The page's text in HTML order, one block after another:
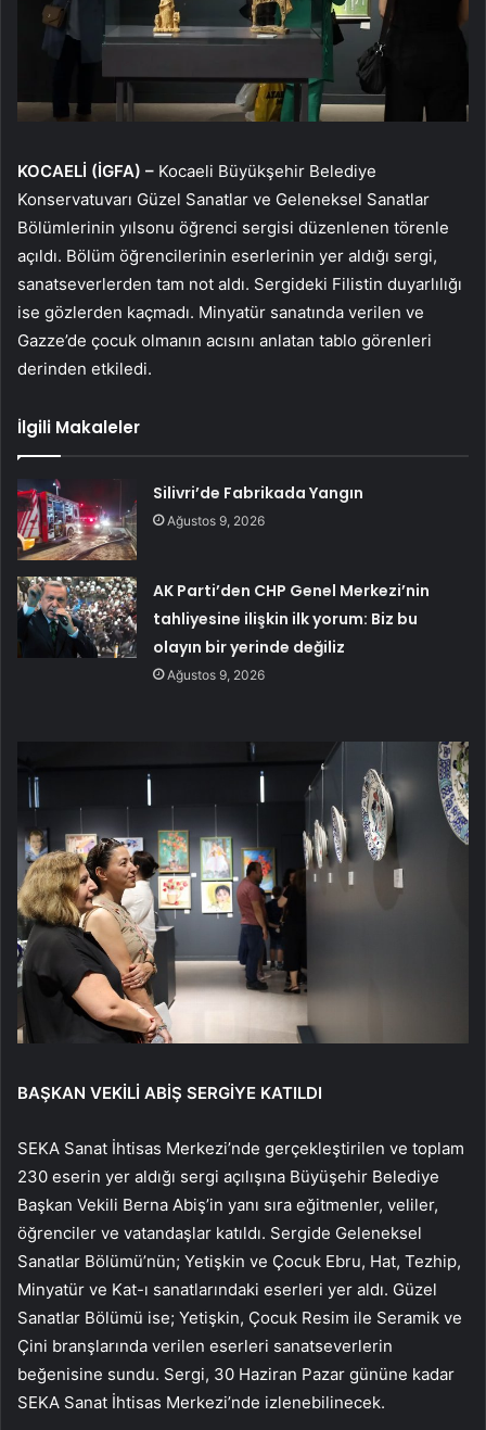
KOCAELİ (İGFA) – Kocaeli Büyükşehir Belediye
Konservatuvarı Güzel Sanatlar ve Geleneksel Sanatlar
Bölümlerinin yılsonu öğrenci sergisi düzenlenen törenle
açıldı. Bölüm öğrencilerinin eserlerinin yer aldığı sergi,
sanatseverlerden tam not aldı. Sergideki Filistin duyarlılığı
ise gözlerden kaçmadı. Minyatür sanatında verilen ve
Gazze’de çocuk olmanın acısını anlatan tablo görenleri
derinden etkiledi.
İlgili Makaleler
Silivri’de Fabrikada Yangın
Ağustos 9, 2026
AK Parti’den CHP Genel Merkezi’nin
tahliyesine ilişkin ilk yorum: Biz bu
olayın bir yerinde değiliz
Ağustos 9, 2026
BAŞKAN VEKİLİ ABİŞ SERGİYE KATILDI
SEKA Sanat İhtisas Merkezi’nde gerçekleştirilen ve toplam
230 eserin yer aldığı sergi açılışına Büyüşehir Belediye
Başkan Vekili Berna Abiş’in yanı sıra eğitmenler, veliler,
öğrenciler ve vatandaşlar katıldı. Sergide Geleneksel
Sanatlar Bölümü’nün; Yetişkin ve Çocuk Ebru, Hat, Tezhip,
Minyatür ve Kat-ı sanatlarındaki eserleri yer aldı. Güzel
Sanatlar Bölümü ise; Yetişkin, Çocuk Resim ile Seramik ve
Çini branşlarında verilen eserleri sanatseverlerin
beğenisine sundu. Sergi, 30 Haziran Pazar gününe kadar
SEKA Sanat İhtisas Merkezi’nde izlenebilinecek.